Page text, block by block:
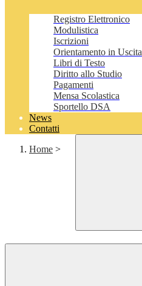
Registro Elettronico
Modulistica
Iscrizioni
Orientamento in Uscita
Libri di Testo
Diritto allo Studio
Pagamenti
Mensa Scolastica
Sportello DSA
News
Contatti
Home >